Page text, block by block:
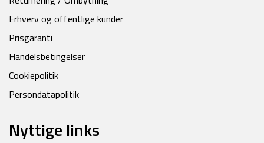
Erhverv og offentlige kunder
Prisgaranti
Handelsbetingelser
Cookiepolitik
Persondatapolitik
Nyttige links